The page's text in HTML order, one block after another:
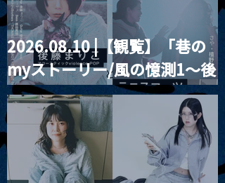
2026.08.10 |【観覧】「巷の
myストーリー/風の憶測1～後
藤まりこアコースティック
violence POPとテニスコー
ツ」